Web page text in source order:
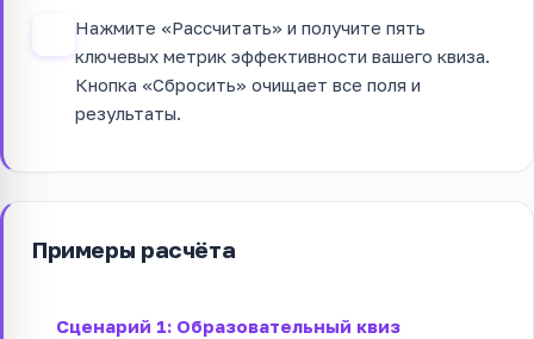
Нажмите «Рассчитать» и получите пять
ключевых метрик эффективности вашего квиза.
Кнопка «Сбросить» очищает все поля и
результаты.
Примеры расчёта
Сценарий 1: Образовательный квиз